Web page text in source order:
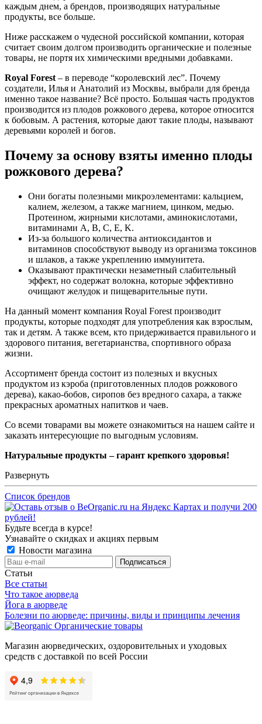
каждым днем, а брендов, производящих натуральные
продукты, все больше.
Ниже расскажем о чудесной российской компании, которая
считает своим долгом производить органические и полезные
товары, не портя их химическими вредными добавками.
Royal Forest – в переводе “королевский лес”. Почему
создатели, Илья и Анатолий из Москвы, выбрали для бренда
именно такое название? Всё просто. Большая часть продуктов
производится из плодов рожкового дерева, которое относится
к бобовым. А растения, которые дают такие плоды, называют
деревьями королей и богов.
Почему за основу взяты именно плоды
рожкового дерева?
Они богаты полезными микроэлементами: кальцием,
калием, железом, а также магнием, цинком, медью.
Протеином, жирными кислотами, аминокислотами,
витаминами А, В, С, E, K.
Из-за большого количества антиоксидантов и
витаминов способствуют выводу из организма токсинов
и шлаков, а также укреплению иммунитета.
Оказывают практически незаметный слабительный
эффект, но содержат волокна, которые эффективно
очищают желудок и пищеварительные пути.
На данный момент компания Royal Forest производит
продукты, которые подходят для употребления как взрослым,
так и детям. А также всем, кто придерживается правильного и
здорового питания, вегетарианства, спортивного образа
жизни.
Ассортимент бренда состоит из полезных и вкусных
продуктом из кэроба (приготовленных плодов рожкового
дерева), какао-бобов, сиропов без вредного сахара, а также
прекрасных ароматных напитков и чаев.
Со всеми товарами вы можете ознакомиться на нашем сайте и
заказать интересующие по выгодным условиям.
Натуральные продукты – гарант крепкого здоровья!
Развернуть
Список брендов
Будьте всегда в курсе!
Узнавайте о скидках и акциях первым
Новости магазина
Статьи
Все статьи
Что такое аюрведа
Йога в аюрведе
Болезни по аюрведе: причины, виды и принципы лечения
Органические товары
Магазин аюрведических, оздоровительных и уходовых
средств с доставкой по всей России